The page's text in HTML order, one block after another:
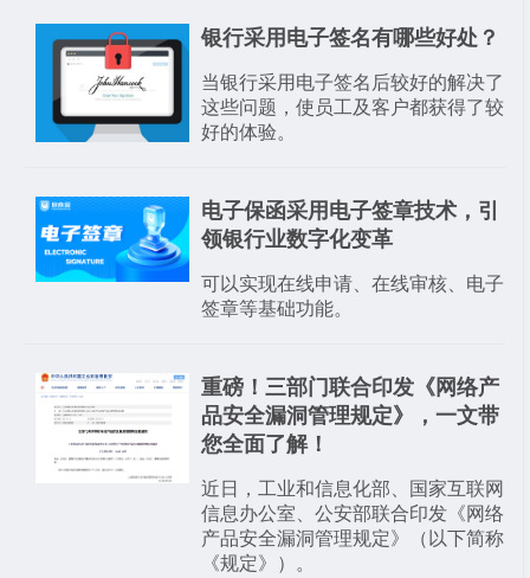
银行采用电子签名有哪些好处？
当银行采用电子签名后较好的解决了
这些问题，使员工及客户都获得了较
好的体验。
电子保函采用电子签章技术，引
领银行业数字化变革
可以实现在线申请、在线审核、电子
签章​等基础功能。
重磅！三部门联合印发《网络产
品安全漏洞管理规定》，一文带
您全面了解！
近日，工业和信息化部、国家互联网
信息办公室、公安部联合印发《网络
产品安全漏洞管理规定》（以下简称
《规定》）。